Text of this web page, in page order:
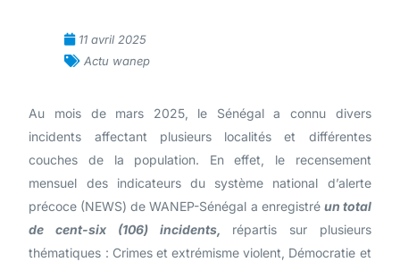
11 avril 2025
Actu wanep
Au mois de mars 2025, le Sénégal a connu divers
incidents affectant plusieurs localités et différentes
couches de la population. En effet, le recensement
mensuel des indicateurs du système national d’alerte
précoce (NEWS) de WANEP-Sénégal a enregistré un total
de cent-six (106) incidents, répartis sur plusieurs
thématiques : Crimes et extrémisme violent, Démocratie et